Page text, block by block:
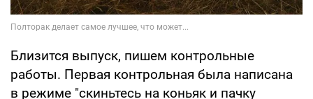
Близится выпуск, пишем контрольные
работы. Первая контрольная была написана
в режиме "скиньтесь на коньяк и пачку